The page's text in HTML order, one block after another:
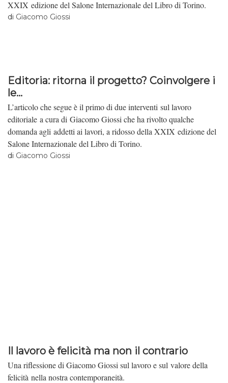
XXIX edizione del Salone Internazionale del Libro di Torino.
di Giacomo Giossi
Editoria: ritorna il progetto? Coinvolgere i
le...
L’articolo che segue è il primo di due interventi sul lavoro
editoriale a cura di Giacomo Giossi che ha rivolto qualche
domanda agli addetti ai lavori, a ridosso della XXIX edizione del
Salone Internazionale del Libro di Torino.
di Giacomo Giossi
Il lavoro è felicità ma non il contrario
Una riflessione di Giacomo Giossi sul lavoro e sul valore della
felicità nella nostra contemporaneità.